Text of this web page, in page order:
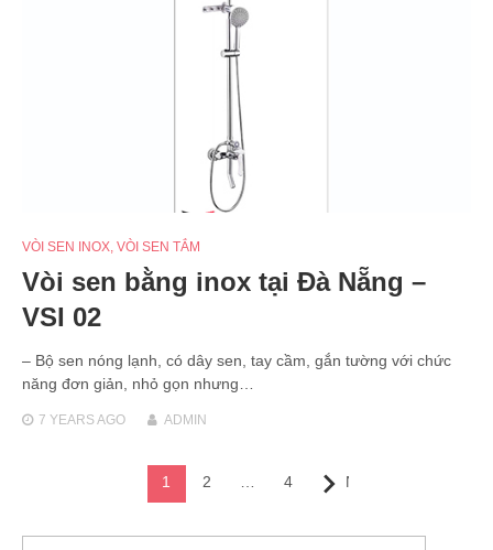
VÒI SEN INOX, VÒI SEN TẮM
Vòi sen bằng inox tại Đà Nẵng –
VSI 02
– Bộ sen nóng lạnh, có dây sen, tay cầm, gắn tường với chức
năng đơn giản, nhỏ gọn nhưng…
7 YEARSAGO ADMIN
1 2 4 Next